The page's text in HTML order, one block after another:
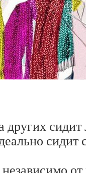
других
сидит
от